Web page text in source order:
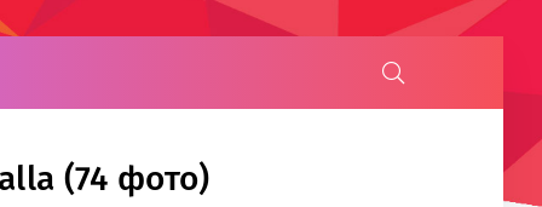
(74 фото)